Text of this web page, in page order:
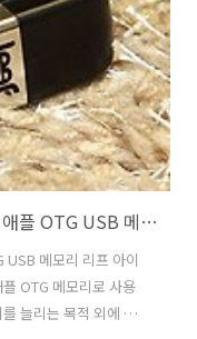
..
리프 아이브릿지 후기 Leef iBRIDGE 애플 OTG USB 메모리
메모리 리프 아이
OTG 메모리로 사용
늘리는 목적 외에 조